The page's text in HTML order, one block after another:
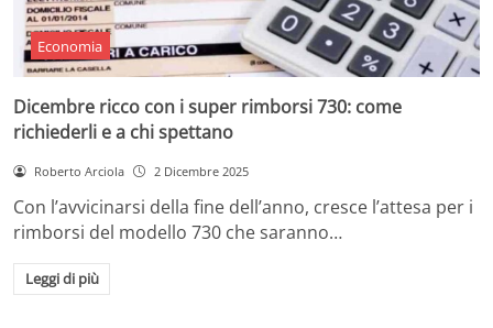
Economia
Dicembre ricco con i super rimborsi 730: come
richiederli e a chi spettano
Roberto Arciola 2 Dicembre 2025
Con l’avvicinarsi della fine dell’anno, cresce l’attesa per i
rimborsi del modello 730 che saranno…
Leggi di più